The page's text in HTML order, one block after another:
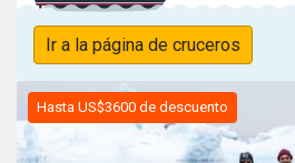
Ir a la página de cruceros
Hasta US$3600 de descuento